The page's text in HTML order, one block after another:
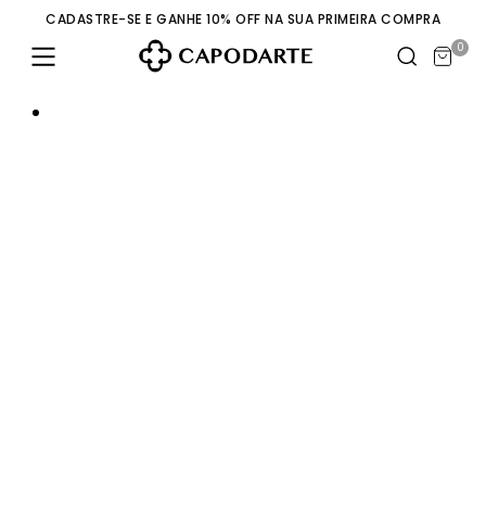
CADASTRE-SE E GANHE 10% OFF NA SUA PRIMEIRA COMPRA
0